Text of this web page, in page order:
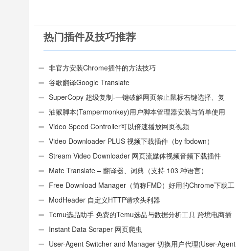
热门插件及技巧推荐
非官方安装Chrome插件的方法技巧
谷歌翻译Google Translate
SuperCopy 超级复制-一键破解网页禁止鼠标右键选择、复
制 油猴脚本(Tampermonkey)用户脚本管理器安装与简单使用
（适用Android）
Video Speed Controller可以倍速播放网页视频
Video Downloader PLUS 视频下载插件（by fbdown）
Stream Video Downloader 网页流媒体视频音频下载插件
Mate Translate – 翻译器、词典（支持 103 种语言）
Free Download Manager（简称FMD）好用的Chrome下载工
具插件ModHeader 自定义HTTP请求头利器
Temu选品助手 免费的Temu选品与数据分析工具 跨境电商插
件 Instant Data Scraper 网页爬虫
User-Agent Switcher and Manager 切换用户代理(User-Agent